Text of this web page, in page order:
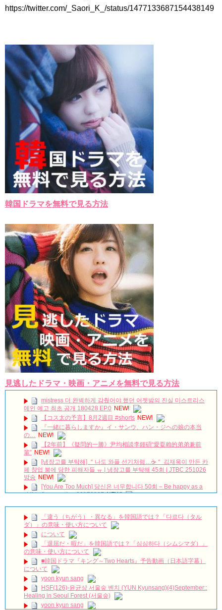
九尾狐外伝 メイキング03 ハン・イェスル
チョ・ヒョンジェ 조현재 九尾狐外伝 制作発表会
レンタル開始！
(ENG SUB) Behind The Scene Hyun Bin 현빈❤️ 손예진 Son Ye
Jin-Crash Landing On You/ヒョンビン❤️ソンイェジン / エンジョイ❕
ユン・ギュンサン、番組にも登場した愛猫が急死…イ・ソンギ
ョンら同僚芸能人から慰めの言葉が続々 – Taka News
キム・レウォンの影絵遊び！？「黒騎士～永遠の約束～」メイ
キングを一部公開（DVD-SET2特典映像より）
「まず熱く掃除せよ」女優キム・ユジョン、「健康がとても回
復…痩せたのはソン・ジェリムのせい!? 」 (11/26)
【裏芸能】キムユジョンの熱愛彼氏はあの大物俳優
キム・ユジョン、美しいセルフショットで近況を伝える“会いた
いでしょ？” Big News TV
キム・ユジョン、新ドラマ「まず熱く掃除せよ」に出演確
定…“台本を見た瞬間惹かれた” 20180123
幻の王女チャミョンゴ エンディング
YUCHUN ♥ LOVE 15 「成均館 5話」
리고 그려도 (Miss You In My Heart)
か」出演で話題 Big News TV
Powered by livedoor 相互RSS
https://twitter.com/_Saori_K_/status/1477133687154438149
韓国ドラマを無料で見る方法
見逃したドラマ・映画・アニメを無料で見る方法
mistress 더 완벽하게 감췄어야 했던 어젯밤의 진실 미스트리스
메인 예고 최초 공개 180428 EP.0 NEW!
【コス太の予言】8月2週目 #shorts NEW!
『一緒に暮らしますか』イ・サンウ、ハン・ジヘの娘の本当
の… NEW!
【2年前】《疑問的一勝》尹均相談李鍾碩“愛耍賴的弟弟兼前
輩” NEW!
[냉장고를 부탁해] ＂나도 와플 선기처럼…☕＂ 김재욱이 만든 카
페 창업 붐에 당한 피해자들 ㅠ | 냉장고를 부탁해 45회 | JTBC 251026
방송 NEW!
[You Are Too Much] 당신은 너무합니다 50회 – Be happy as a
child after camping 20170827 NEW!
俳優ソン・ジェリム、遺体で発見…「太陽を抱く月」など多く
の作品に出演 NEW!
放送終了「一緒に暮らしますか」チャン・ミヒ＆ユ・ドング
ン、迎えた結末は？ Big News TV NEW!
「ペントハウス２」メイキング公開第４弾！
人の陽の気を吸い取る恐ろしい鬼魅 #ネットフリックス #トン
グン－呪いの宮－#ナム・ジュヒョク #ノ・ユンソ #チョ・スンウ #コ
モクサリ NEW!
言葉に気をつけて。韓国語では？#黄金色の私の人生 #シンヘソ
ン #その冬風が吹く#황금빛내인생 #신혜선 #그겨울바람이분다
#MyGoldenLife #ShinHyeSun
「違う（ちがう）・異なる」を韓国語では？「다르다（タル
ダ）」の意味・使い方について
について
「退屈だ・暇だ」を韓国語では？「심심하다（シムシマダ）」
の意味・使い方について
■韓国ドラマ『キング～Two Hearts』予告動画（日本語字幕）
について
yoon kyun sang
HSF(126)-윤균상 서울숲 벤치 (YUN Kyunsang)(4)September::
Healing in Seoul Forest (서울숲)
yoon kyun sang